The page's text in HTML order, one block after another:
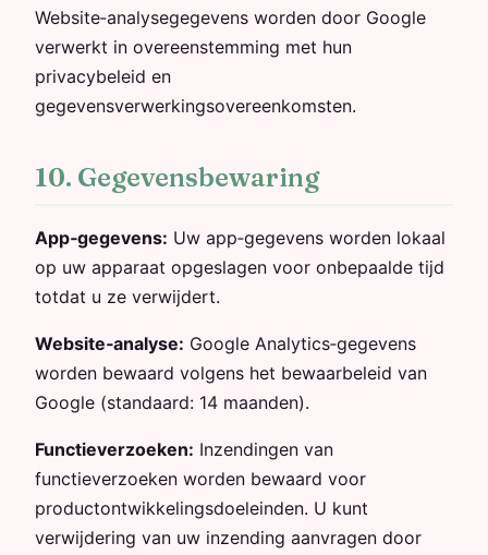
Website‑analysegegevens worden door Google
verwerkt in overeenstemming met hun
privacybeleid en
gegevensverwerkingsovereenkomsten.
10. Gegevensbewaring
App‑gegevens: Uw app‑gegevens worden lokaal
op uw apparaat opgeslagen voor onbepaalde tijd
totdat u ze verwijdert.
Website‑analyse: Google Analytics‑gegevens
worden bewaard volgens het bewaarbeleid van
Google (standaard: 14 maanden).
Functieverzoeken: Inzendingen van
functieverzoeken worden bewaard voor
productontwikkelingsdoeleinden. U kunt
verwijdering van uw inzending aanvragen door